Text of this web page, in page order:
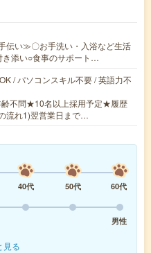
伝い≫〇お手洗い・入浴など生活
き添い○食事のサポート…
/ パソコンスキル不要 / 英語力不
不問★10名以上採用予定★履歴
流れ1)翌営業日まで…
40代 50代
60代
男性
見る